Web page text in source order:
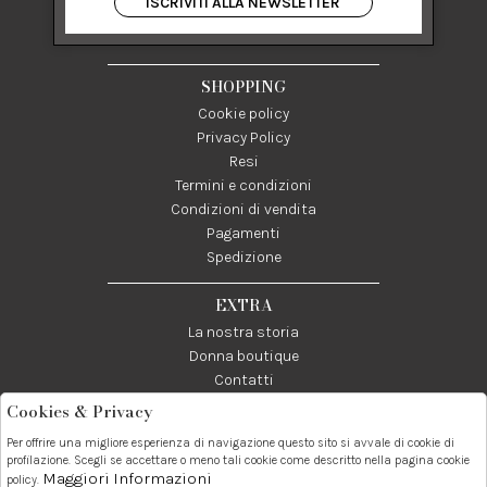
84122 Salerno Italia
P IVA 03024950655
SHOPPING
Cookie policy
Privacy Policy
Resi
Termini e condizioni
Condizioni di vendita
Pagamenti
Spedizione
EXTRA
La nostra storia
Donna boutique
Contatti
Telefono:
089237858
Whatsapp:
3338855601
Contatti:
info@donna1981.it
Cookies & Privacy
Per offrire una migliore esperienza di navigazione questo sito si avvale di cookie di
profilazione. Scegli se accettare o meno tali cookie come descritto nella pagina cookie
policy. Maggiori Informazioni